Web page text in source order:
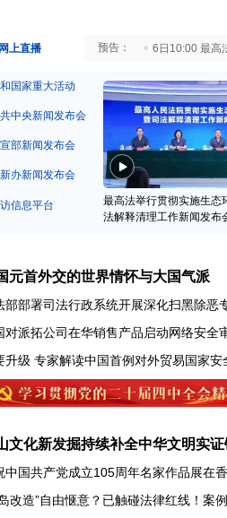
网上直播
月29日举行新闻发布会 6日10:00 最高
国家重大活动
中央新闻发布会
部新闻发布会
办新闻发布会
信息平台
最高法举行贯彻实施生态
法解释清理工作新闻发布
元首外交的世界情怀与大国气派
部部署司法行政系统开展深化扫黑除恶
对派拓公司在华销售产品启动网络安全
升级 专家解读中国首例对外贸易国家安
文化新发掘持续补全中华文明实
中国共产党成立105周年名家作品展在
改造”自由惬意？已触碰法律红线！案